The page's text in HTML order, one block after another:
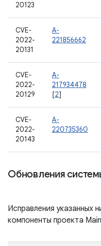
20123
CVE-
2022-
20131
A-
221856662
CVE-
2022-
20129
A-
217934478
[2]
CVE-
2022-
20143
A-
220735360
Обновления
Исправления указанных
компоненты проекта